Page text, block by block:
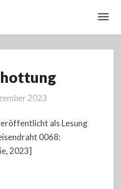
2023
als Lesung
0068:
2023]